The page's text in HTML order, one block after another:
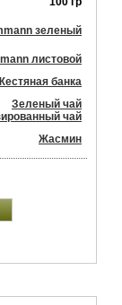
зеленый
листовой
банка
Зеленый чай
чай
Жасмин